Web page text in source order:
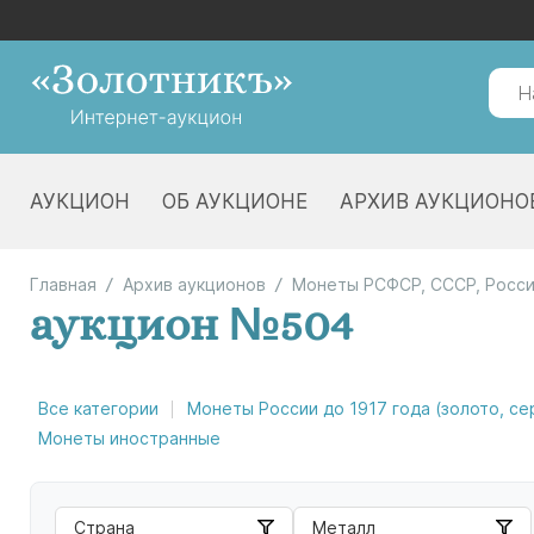
АУКЦИОН ОБ АУКЦИОНЕ АРХИВ
Главная Архив аукционов Монеты РСФСР, СССР,
аукцион №504
Все категории
Монеты России до 1917 года (золото,
Монеты иностранные
Страна Металл